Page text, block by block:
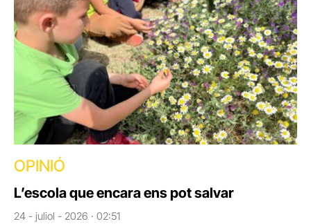
OPINIÓ
L’escola que encara ens pot salvar
24 - juliol - 2026 · 02:51